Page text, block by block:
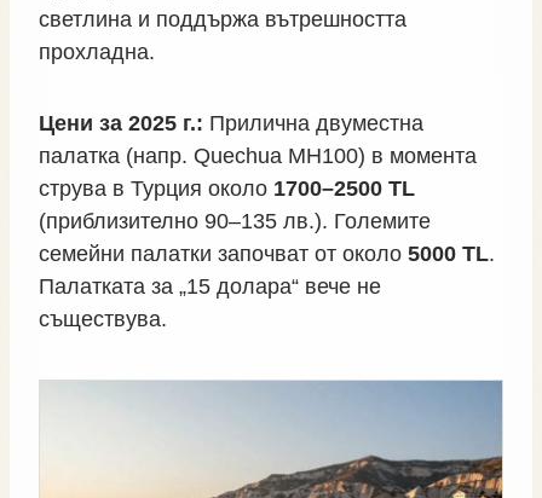
светлина и поддържа вътрешността
прохладна.
Цени за 2025 г.: Прилична двуместна
палатка (напр. Quechua MH100) в момента
струва в Турция около 1700–2500 TL
(приблизително 90–135 лв.). Големите
семейни палатки започват от около 5000 TL.
Палатката за „15 долара“ вече не
съществува.